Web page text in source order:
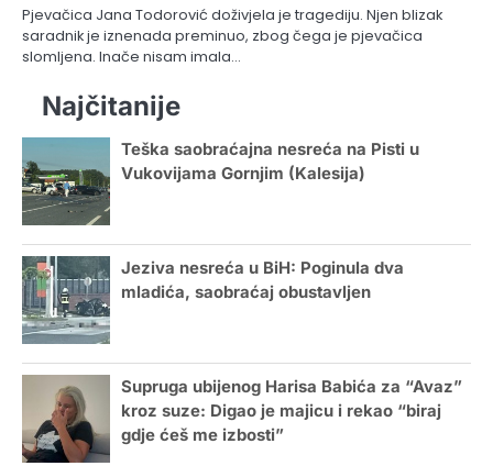
Pjevačica Jana Todorović doživjela je tragediju. Njen blizak
saradnik je iznenada preminuo, zbog čega je pjevačica
slomljena. Inače nisam imala…
Najčitanije
Teška saobraćajna nesreća na Pisti u
Vukovijama Gornjim (Kalesija)
Jeziva nesreća u BiH: Poginula dva
mladića, saobraćaj obustavljen
Supruga ubijenog Harisa Babića za “Avaz”
kroz suze: Digao je majicu i rekao “biraj
gdje ćeš me izbosti”